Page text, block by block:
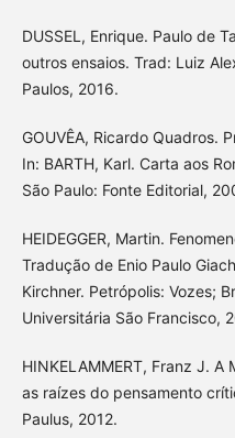
DUSSEL, Enrique. Paulo de
outros ensaios. Trad: Luiz
Paulos, 2016.
GOUVÊA, Ricardo Quadros.
In: BARTH, Karl. Carta aos
São Paulo: Fonte Editorial,
HEIDEGGER, Martin.
Tradução de Enio Paulo
Kirchner. Petrópolis: Vozes;
Universitária São Francisco,
HINKELAMMERT, Franz J.
as raízes do pensamento
Paulus, 2012.